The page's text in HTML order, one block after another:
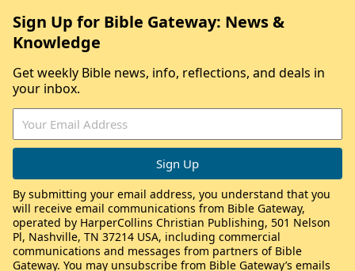
Sign Up for Bible Gateway: News &
Knowledge
Get weekly Bible news, info, reflections, and deals in
your inbox.
By submitting your email address, you understand that you
will receive email communications from Bible Gateway,
operated by HarperCollins Christian Publishing, 501 Nelson
Pl, Nashville, TN 37214 USA, including commercial
communications and messages from partners of Bible
Gateway. You may unsubscribe from Bible Gateway’s emails